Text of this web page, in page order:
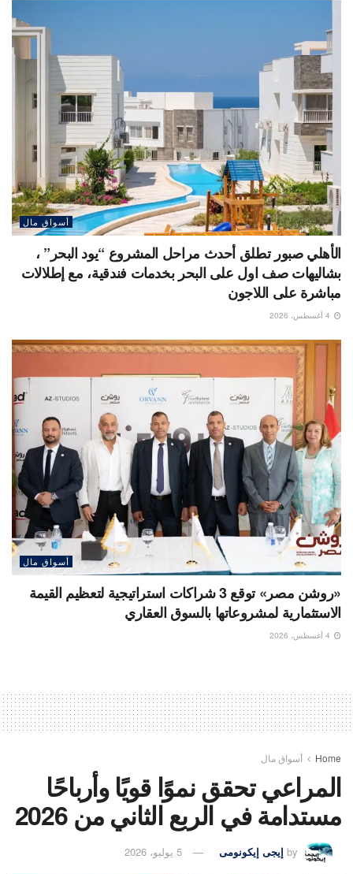
أسواق مال
الأهلي صبور تطلق أحدث مراحل المشروع “يود البحر” ،
بشاليهات صف اول على البحر بخدمات فندقية، مع إطلالات
مباشرة على اللاجون
أسواق مال
«روشن مصر» توقع 3 شراكات استراتيجية لتعظيم القيمة
الاستثمارية لمشروعاتها بالسوق العقاري
Home أسواق مال
المراعي تحقق نموًا قويًا وأرباحًا
مستدامة في الربع الثاني من 2026
by إيجى إيكونومى 5 يوليو، 2026